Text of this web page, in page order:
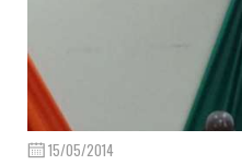
15/05/2014